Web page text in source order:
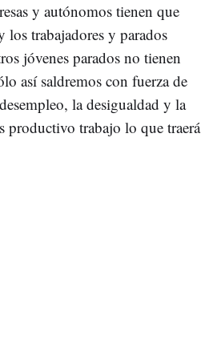
y autónomos tienen que
los trabajadores y parados
jóvenes parados no tienen
así saldremos con fuerza de
la desigualdad y la
productivo trabajo lo que traerá